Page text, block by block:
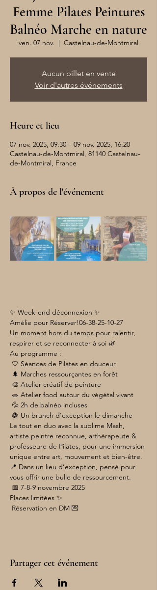
Femme Pilates Peintures
Balnéo Marche en nature
ven. 07 nov.
  |
Castelnau-de-Montmiral
Aucun billet en vente
Voir d'autres événements
Heure et lieu
07 nov. 2025, 09:30 – 09 nov. 2025, 16:20
Castelnau-de-Montmiral, 81140 Castelnau-
de-Montmiral, France
À propos de l'événement
✨ Week-end déconnexion ✨
Amélie pour Réserver!06-38-25-10-27
Un moment hors du temps pour ralentir,
respirer et se reconnecter à soi 🌿
Au programme :
🤍 Séances de Pilates en douceur
🌲 Marches ressourçantes en forêt
🎨 Atelier créatif de peinture
🥗 Atelier food autour du végétal vivant
💦 2h de balnéo incluses
🍇 Un brunch d’exception le dimanche
Le tout en duo avec la sublime Mash,
artiste peintre reconnue, arthérapeute &
professeure de Pilates, pour une immersion
unique entre art, mouvement et bien-être.
📍 Dans un lieu d’exception, pensé pour
vous offrir une bulle de ressourcement.
📅 7-8-9 novembre 2025
Places limitées ✨
Réservation en DM 💌
Partager cet événement